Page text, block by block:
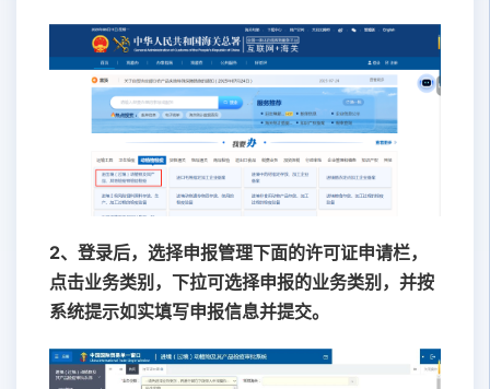
2、登录后，选择申报管理下面的许可证申请栏，
点击业务类别，下拉可选择申报的业务类别，并按
系统提示如实填写申报信息并提交。